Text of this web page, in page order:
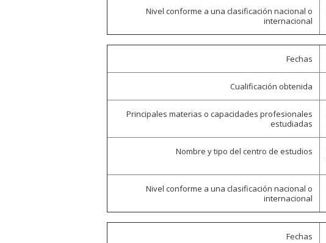
Nivel conforme a una clasificación nacional o
internacional
Fechas
Cualificación obtenida
Principales materias o capacidades profesionales
estudiadas
Nombre y tipo del centro de estudios
Nivel conforme a una clasificación nacional o
internacional
Fechas